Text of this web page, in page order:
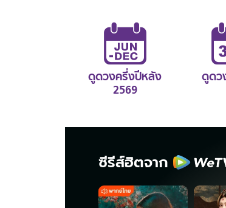
ดูดวงครึ่งปีหลัง
2569
ดูดว
ซีรีส์ฮิตจาก